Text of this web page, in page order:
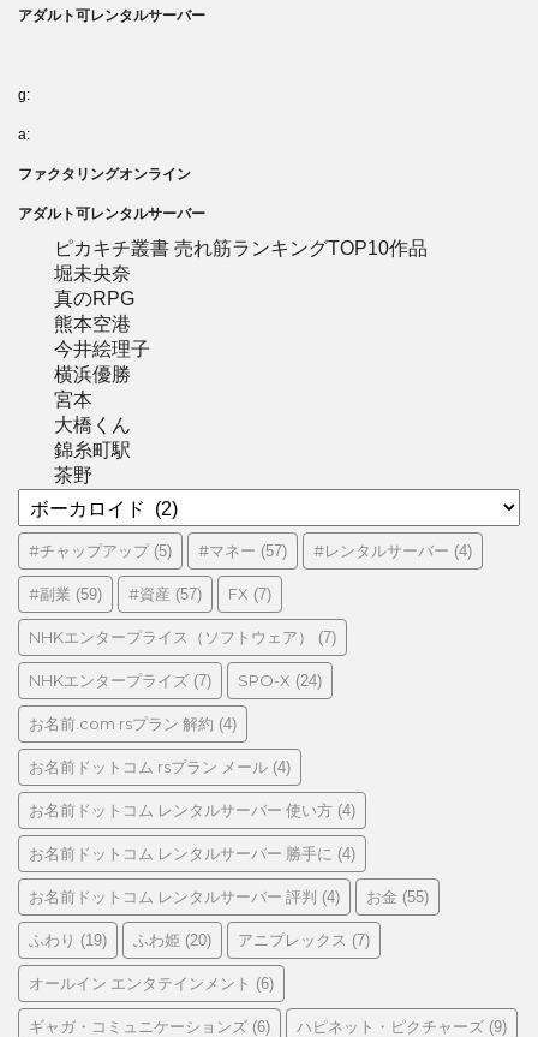
アダルト可レンタルサーバー
g:
a:
ファクタリングオンライン
アダルト可レンタルサーバー
ピカキチ叢書 売れ筋ランキングTOP10作品
堀未央奈
真のRPG
熊本空港
今井絵理子
横浜優勝
宮本
大橋くん
錦糸町駅
茶野
テ
ゴ
リ
ー
#チャップアップ(5) #マネー (57) #レンタルサーバー (4)
#副業 (59) #資産 (57) FX (7)
NHKエンタープライス（ソフトウェア） (7)
NHKエンタープライズ (7) SPO-X (24)
お名前.com rsプラン 解約 (4)
お名前ドットコム rsプラン メール (4)
お名前ドットコム レンタルサーバー 使い方 (4)
お名前ドットコム レンタルサーバー 勝手に (4)
お名前ドットコム レンタルサーバー 評判 (4) お金 (55)
ふわり (19) ふわ姫 (20) アニプレックス (7)
オールイン エンタテインメント (6)
ギャガ・コミュニケーションズ (6) ハピネット・ピクチャーズ (9)